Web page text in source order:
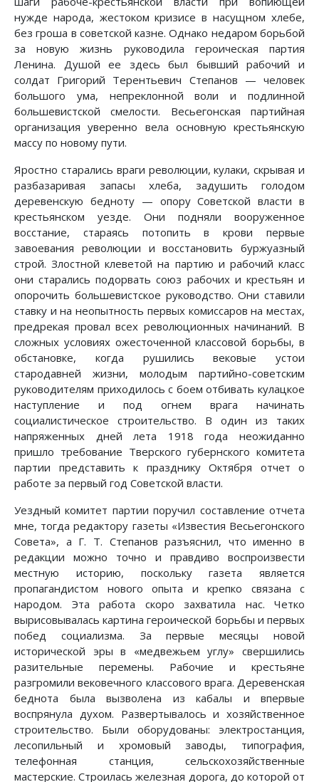
нужде народа, жестоком кризисе в насущном хлебе,
без гроша в советской казне. Однако недаром борьбой
за новую жизнь руководила героическая партия
Ленина. Душой ее здесь был бывший рабочий и
солдат Григорий Терентьевич Степанов — человек
большого ума, непреклонной воли и подлинной
большевистской смелости. Весьегонская партийная
организация уверенно вела основную крестьянскую
массу по новому пути.
Яростно старались враги революции, кулаки, скрывая и
разбазаривая запасы хлеба, задушить голодом
деревенскую бедноту — опору Советской власти в
крестьянском уезде. Они подняли вооруженное
восстание, стараясь потопить в крови первые
завоевания революции и восстановить буржуазный
строй. Злостной клеветой на партию и рабочий класс
они старались подорвать союз рабочих и крестьян и
опорочить большевистское руководство. Они ставили
ставку и на неопытность первых комиссаров на местах,
предрекая провал всех революционных начинаний. В
сложных условиях ожесточенной классовой борьбы, в
обстановке, когда рушились вековые устои
стародавней жизни, молодым партийно-советским
руководителям приходилось с боем отбивать кулацкое
наступление и под огнем врага начинать
социалистическое строительство. В один из таких
напряженных дней лета 1918 года неожиданно
пришло требование Тверского губернского комитета
партии представить к празднику Октября отчет о
работе за первый год Советской власти.
Уездный комитет партии поручил составление отчета
мне, тогда редактору газеты «Известия Весьегонского
Совета», а Г. Т. Степанов разъяснил, что именно в
редакции можно точно и правдиво воспроизвести
местную историю, поскольку газета является
пропагандистом нового опыта и крепко связана с
народом. Эта работа скоро захватила нас. Четко
вырисовывалась картина героической борьбы и первых
побед социализма. За первые месяцы новой
исторической эры в «медвежьем углу» свершились
разительные перемены. Рабочие и крестьяне
разгромили вековечного классового врага. Деревенская
беднота была вызволена из кабалы и впервые
воспрянула духом. Развертывалось и хозяйственное
строительство. Были оборудованы: электростанция,
лесопильный и хромовый заводы, типография,
телефонная станция, сельскохозяйственные
мастерские. Строилась железная дорога, до которой от